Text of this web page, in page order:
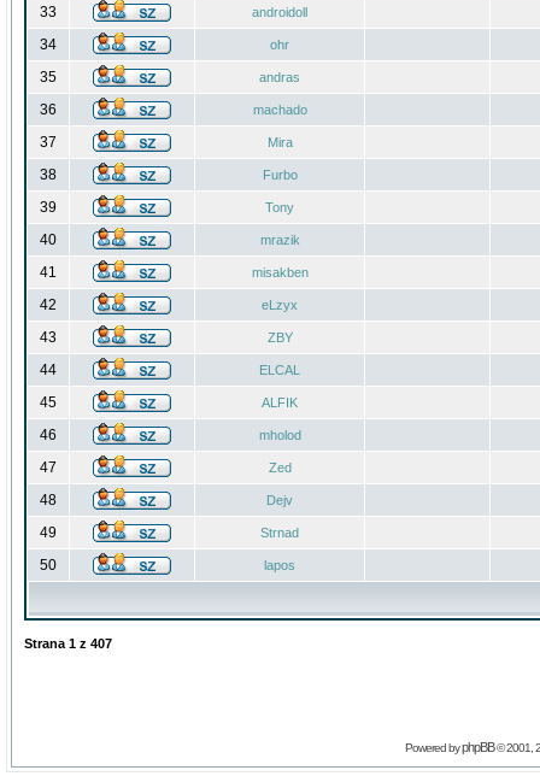
33 androidoll
34 ohr
35 andras
36 machado
37 Mira
38 Furbo
39 Tony
40 mrazik
41 misakben
42 eLzyx
43 ZBY
44 ELCAL
45 ALFIK
46 mholod
47 Zed
48 Dejv
49 Strnad
50 lapos
Strana 1 z 407
Powered byphpBB© 2001,